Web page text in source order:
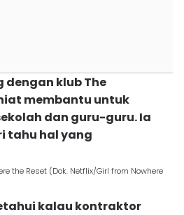
dengan klub The
membantu untuk
dan guru-guru. Ia
tahu hal yang
the Reset (Dok. Netflix/Girl from Nowhere
kalau kontraktor